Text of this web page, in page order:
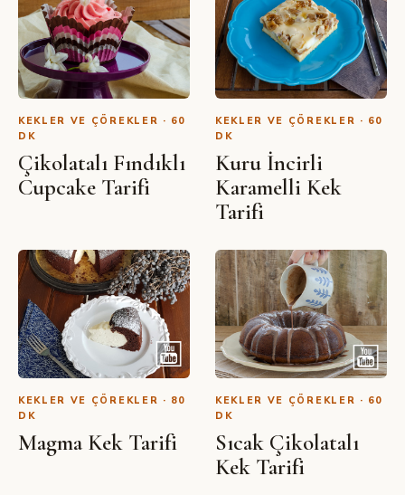
KEKLER VE ÇÖREKLER · 60
DK
Çikolatalı Fındıklı
Cupcake Tarifi
KEKLER VE ÇÖREKLER · 60
DK
Kuru İncirli
Karamelli Kek
Tarifi
KEKLER VE ÇÖREKLER · 80
DK
Magma Kek Tarifi
KEKLER VE ÇÖREKLER · 60
DK
Sıcak Çikolatalı
Kek Tarifi